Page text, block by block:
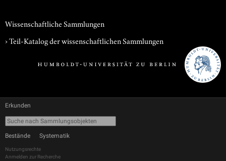
Wissenschaftliche Sammlungen
› Teil-Katalog der wissenschaftlichen Sammlungen
Erkunden
Bestände Systematik
Nutzungsrechte
Anmelden zur Recherche